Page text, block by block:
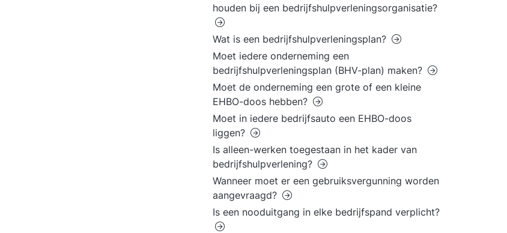
houden bij een bedrijfshulpverleningsorganisatie?
Wat is een bedrijfshulpverleningsplan?
Moet iedere onderneming een
bedrijfshulpverleningsplan (BHV-plan) maken?
Moet de onderneming een grote of een kleine
EHBO-doos hebben?
Moet in iedere bedrijfsauto een EHBO-doos
liggen?
Is alleen-werken toegestaan in het kader van
bedrijfshulpverlening?
Wanneer moet er een gebruiksvergunning worden
aangevraagd?
Is een nooduitgang in elke bedrijfspand verplicht?